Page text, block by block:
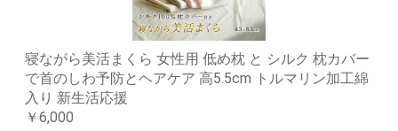
寝ながら美活まくら 女性用 低め枕 と シルク 枕カバー
で首のしわ予防とヘアケア 高5.5cm トルマリン加工綿
入り 新生活応援
￥6,000